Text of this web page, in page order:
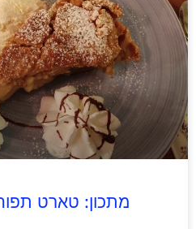
מתכון: טארט